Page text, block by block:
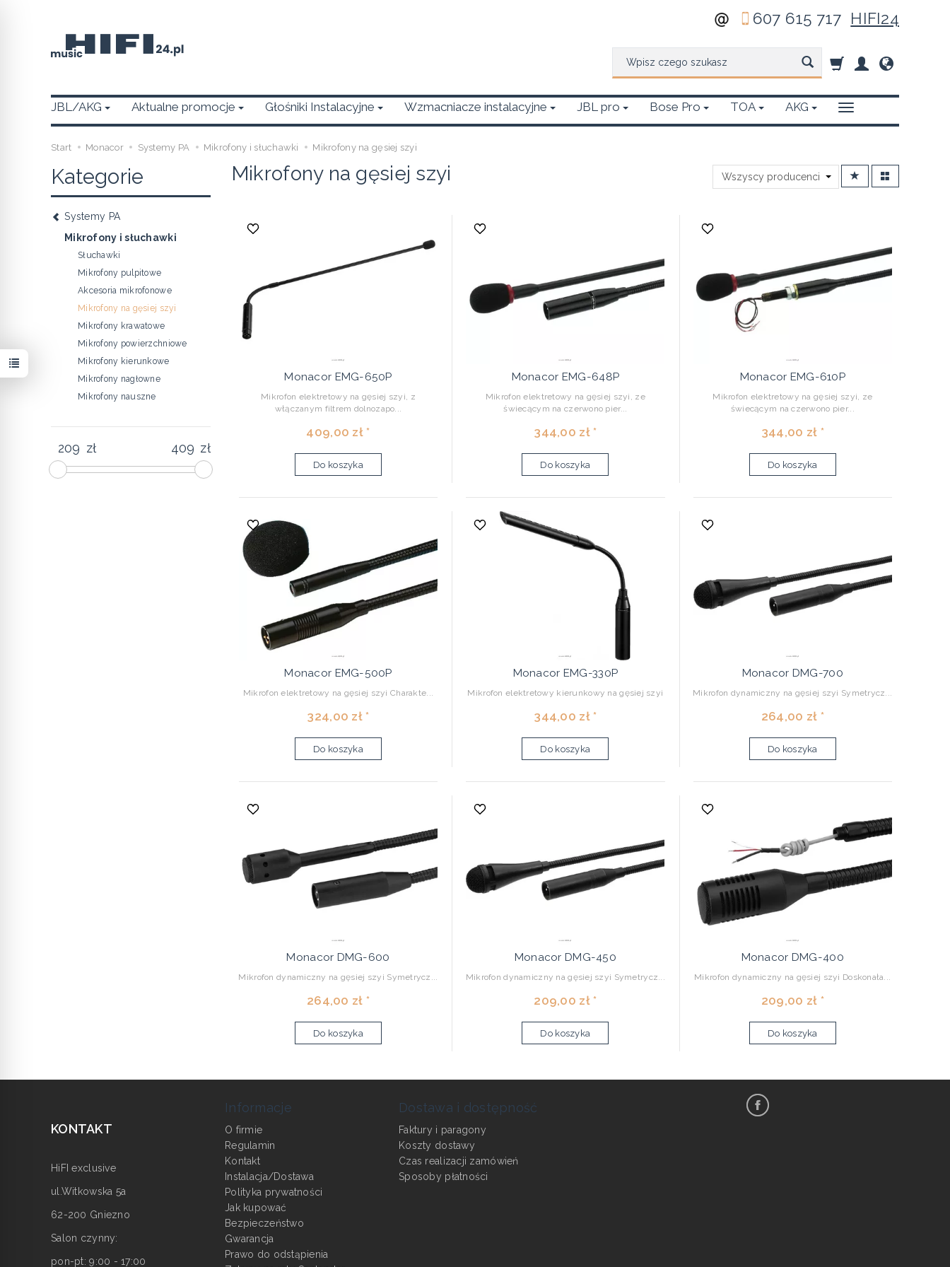
607 615 717 HIFI24
JBL/AKG Aktualne promocje Głośniki Instalacyjne Wzmacniacze instalacyjne JBL pro Bose Pro TOA AKG
Start Monacor Systemy PA Mikrofony i słuchawki Mikrofony na gęsiej szyi
Mikrofony na gęsiej szyi
Monacor EMG-650P
Mikrofon elektretowy na gęsiej szyi, z
włączanym filtrem dolnozapo...
409,00 zł *
Do koszyka
Monacor EMG-648P
Mikrofon elektretowy na gęsiej szyi, ze
świecącym na czerwono pier...
344,00 zł *
Do koszyka
Monacor EMG-610P
Mikrofon elektretowy na gęsiej szyi, ze
świecącym na czerwono pier...
344,00 zł *
Do koszyka
Monacor EMG-500P
Mikrofon elektretowy na gęsiej szyi Charakte...
324,00 zł *
Do koszyka
Monacor EMG-330P
Mikrofon elektretowy kierunkowy na gęsiej szyi
344,00 zł *
Do koszyka
Monacor DMG-700
Mikrofon dynamiczny na gęsiej szyi Symetrycz...
264,00 zł *
Do koszyka
Monacor DMG-600
Mikrofon dynamiczny na gęsiej szyi Symetrycz...
264,00 zł *
Do koszyka
Monacor DMG-450
Mikrofon dynamiczny na gęsiej szyi Symetrycz...
209,00 zł *
Do koszyka
Monacor DMG-400
Mikrofon dynamiczny na gęsiej szyi Doskonała...
209,00 zł *
Do koszyka
Kategorie
Systemy PA
Mikrofony i słuchawki
Słuchawki
Mikrofony pulpitowe
Akcesoria mikrofonowe
Mikrofony na gęsiej szyi
Mikrofony krawatowe
Mikrofony powierzchniowe
Mikrofony kierunkowe
Mikrofony nagłowne
Mikrofony nauszne
zł zł
KONTAKT
HiFI exclusive
ul.Witkowska 5a
62-200 Gniezno
Salon czynny:
pon-pt: 9:00 - 17:00
Informacje
O firmie
Regulamin
Kontakt
Instalacja/Dostawa
Polityka prywatności
Jak kupować
Bezpieczeństwo
Gwarancja
Prawo do odstąpienia
Dostawa i dostępność
Faktury i paragony
Koszty dostawy
Czas realizacji zamówień
Sposoby płatności